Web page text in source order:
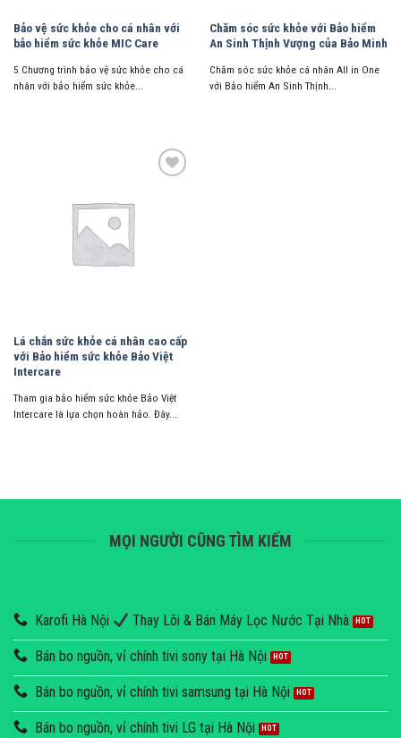
Bảo vệ sức khỏe cho cá nhân với
bảo hiểm sức khỏe MIC Care
5 Chương trình bảo vệ sức khỏe cho cá
nhân với bảo hiểm sức khỏe...
Chăm sóc sức khỏe với Bảo hiểm
An Sinh Thịnh Vượng của Bảo Minh
Chăm sóc sức khỏe cá nhân All in One
với Bảo hiểm An Sinh Thịnh...
Lá chắn sức khỏe cá nhân cao cấp
với Bảo hiểm sức khỏe Bảo Việt
Intercare
Tham gia bảo hiểm sức khỏe Bảo Việt
Intercare là lựa chọn hoàn hảo. Đây...
MỌI NGƯỜI CŨNG TÌM KIẾM
Karofi Hà Nội Thay Lõi & Bán Máy Lọc Nước Tại Nhà
Bán bo nguồn, vỉ chính tivi sony tại Hà Nội
Bán bo nguồn, vỉ chính tivi samsung tại Hà Nội
Bán bo nguồn, vỉ chính tivi LG tại Hà Nội